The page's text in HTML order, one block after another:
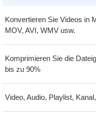
Konvertieren Sie Videos in
MOV, AVI, WMV usw.
Komprimieren Sie die
bis zu 90%
Video, Audio, Playlist,